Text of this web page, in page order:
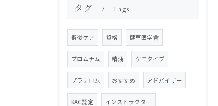
タグ Tags
術後ケア 資格 健草医学舎
プロムナム 精油 ケモタイプ
プラナロム おすすめ アドバイザー
KAC認定 インストラクター